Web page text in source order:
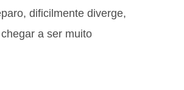
dificilmente diverge,
a ser muito